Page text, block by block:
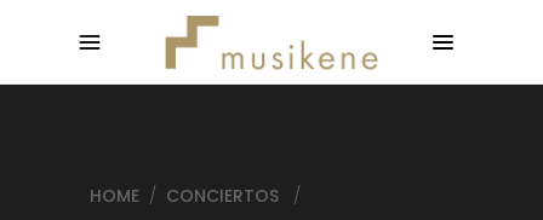
HOME / CONCIERTOS
/